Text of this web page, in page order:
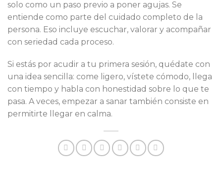
solo como un paso previo a poner agujas. Se
entiende como parte del cuidado completo de la
persona. Eso incluye escuchar, valorar y acompañar
con seriedad cada proceso.
Si estás por acudir a tu primera sesión, quédate con
una idea sencilla: come ligero, vístete cómodo, llega
con tiempo y habla con honestidad sobre lo que te
pasa. A veces, empezar a sanar también consiste en
permitirte llegar en calma.